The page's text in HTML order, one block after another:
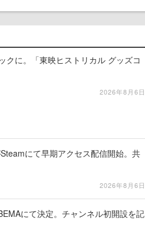
クに。「東映ヒストリカル グッズコ
2026年8月6日
にて早期アクセス配信開始。共
2026年8月6日
にて決定。チャンネル初開設を記